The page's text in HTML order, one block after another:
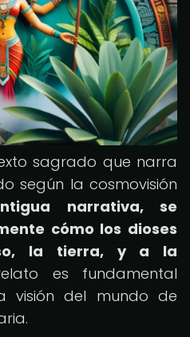
sagrado que narra
según la cosmovisión
narrativa, se
cómo los dioses
la tierra, y a la
es fundamental
visión del mundo de